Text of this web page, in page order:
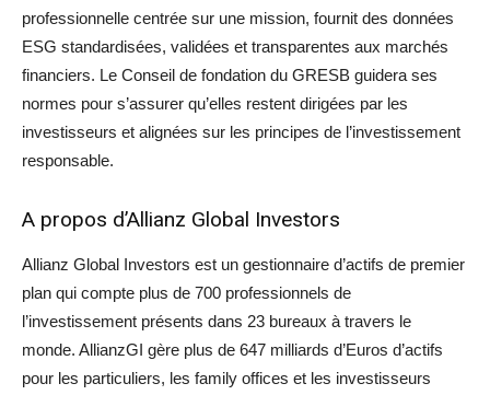
professionnelle centrée sur une mission, fournit des données
ESG standardisées, validées et transparentes aux marchés
financiers. Le Conseil de fondation du GRESB guidera ses
normes pour s’assurer qu’elles restent dirigées par les
investisseurs et alignées sur les principes de l’investissement
responsable.
A propos d’Allianz Global Investors
Allianz Global Investors est un gestionnaire d’actifs de premier
plan qui compte plus de 700 professionnels de
l’investissement présents dans 23 bureaux à travers le
monde. AllianzGI gère plus de 647 milliards d’Euros d’actifs
pour les particuliers, les family offices et les investisseurs